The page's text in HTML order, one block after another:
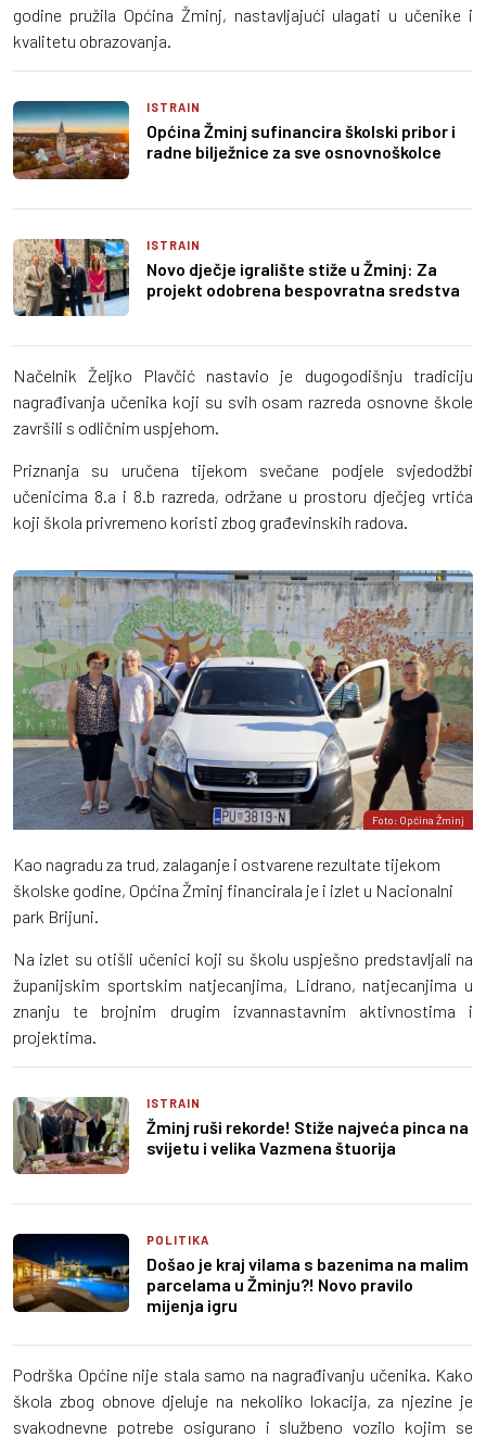
godine pružila Općina Žminj, nastavljajući ulagati u učenike i
kvalitetu obrazovanja.
ISTRAIN
Općina Žminj sufinancira školski pribor i
radne bilježnice za sve osnovnoškolce
ISTRAIN
Novo dječje igralište stiže u Žminj: Za
projekt odobrena bespovratna sredstva
Načelnik Željko Plavčić nastavio je dugogodišnju tradiciju
nagrađivanja učenika koji su svih osam razreda osnovne škole
završili s odličnim uspjehom.
Priznanja su uručena tijekom svečane podjele svjedodžbi
učenicima 8.a i 8.b razreda, održane u prostoru dječjeg vrtića
koji škola privremeno koristi zbog građevinskih radova.
Foto: Općina Žminj
Kao nagradu za trud, zalaganje i ostvarene rezultate tijekom
školske godine, Općina Žminj financirala je i izlet u Nacionalni
park Brijuni.
Na izlet su otišli učenici koji su školu uspješno predstavljali na
županijskim sportskim natjecanjima, Lidrano, natjecanjima u
znanju te brojnim drugim izvannastavnim aktivnostima i
projektima.
ISTRAIN
Žminj ruši rekorde! Stiže najveća pinca na
svijetu i velika Vazmena štuorija
POLITIKA
Došao je kraj vilama s bazenima na malim
parcelama u Žminju?! Novo pravilo
mijenja igru
Podrška Općine nije stala samo na nagrađivanju učenika. Kako
škola zbog obnove djeluje na nekoliko lokacija, za njezine je
svakodnevne potrebe osigurano i službeno vozilo kojim se